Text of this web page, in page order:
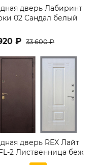
дверь Лабиринт
02 Сандал белый
₽ 33 600 ₽
дверь REX Лайт
2 Лиственница беж